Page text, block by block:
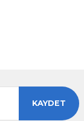
KAYDET